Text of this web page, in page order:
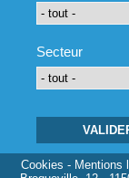
Secteur
Cookies - Mentions